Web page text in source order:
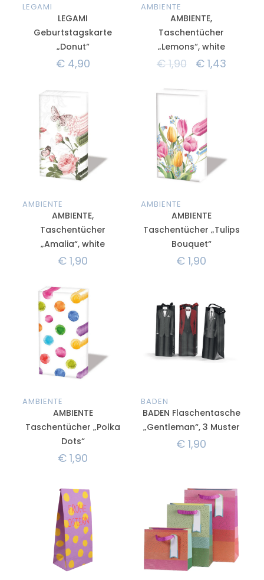
LEGAMI
LEGAMI
Geburtstagskarte
„Donut“
€4,90
AMBIENTE
AMBIENTE,
Taschentücher
„Lemons“, white
€1,90 €1,43
AMBIENTE
AMBIENTE,
Taschentücher
„Amalia“, white
€ 1,90
AMBIENTE
AMBIENTE
Taschentücher „Tulips
Bouquet“
€ 1,90
AMBIENTE
AMBIENTE
Taschentücher „Polka
Dots“
€ 1,90
BADEN
BADEN Flaschentasche
„Gentleman“, 3 Muster
€ 1,90